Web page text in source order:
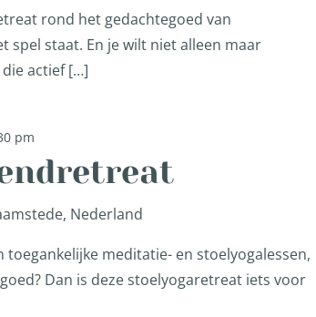
rond het gedachtegoed van
spel staat. En je wilt niet alleen maar
actief […]
pm
Nederland
toegankelijke meditatie- en stoelyogalessen,
Dan is deze stoelyogaretreat iets voor